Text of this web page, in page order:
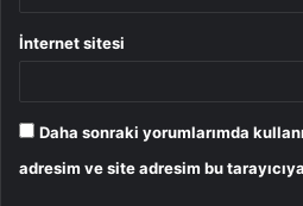
İnternet sitesi
Daha sonraki yorumlarımda
adresim ve site adresim bu